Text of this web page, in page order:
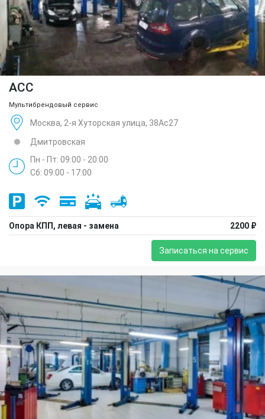
ACC
Мультибрендовый сервис
Москва, 2-я Хуторская улица, 38Ас27
Дмитровская
Пн - Пт: 09:00 - 20:00
Сб: 09:00 - 17:00
Опора КПП, левая - замена 2200 ₽
Записаться на сервис